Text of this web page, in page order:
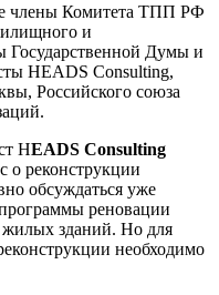
члены Комитета ТПП РФ
и
Государственной Думы и
HEADS Consulting,
Российского союза
HEADS Consulting
о реконструкции
обсуждаться уже
реновации
жилых зданий. Но для
необходимо